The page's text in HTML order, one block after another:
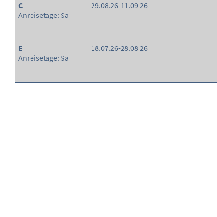
C
Anreisetage: Sa
29.08.26-11.09.26
E
Anreisetage: Sa
18.07.26-28.08.26